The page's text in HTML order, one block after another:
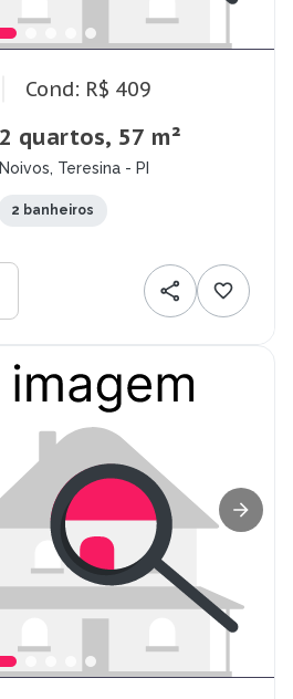
Cond: R$ 409
quartos, 57 m²
Teresina - PI
2 banheiros